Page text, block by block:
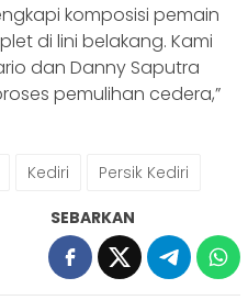
komposisi pemain
di lini belakang. Kami
dan Danny Saputra
pemulihan cedera,”
Kediri Persik Kediri
SEBARKAN